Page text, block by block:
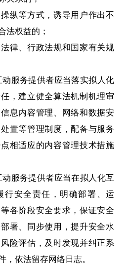
等方式，诱导用户作出不
法权益的；
、行政法规和国家有关规
服务提供者应当落实拟人化
，建立健全算法机制机理审
息内容管理、网络和数据安
置等管理制度，配备与服务
相适应的内容管理技术措施
服务提供者应当在拟人化互
行安全责任，明确部署、运
各阶段安全要求，保证安全
署、同步使用，提升安全水
险评估，及时发现并纠正系
依法留存网络日志。